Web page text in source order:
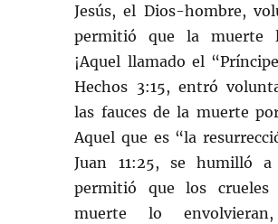
Jesús, el Dios-hombre,
permitió que la muerte
¡Aquel llamado el
Hechos 3:15, entró
las fauces de la muerte
Aquel que es “la
Juan 11:25, se humilló
permitió que los crueles
muerte lo